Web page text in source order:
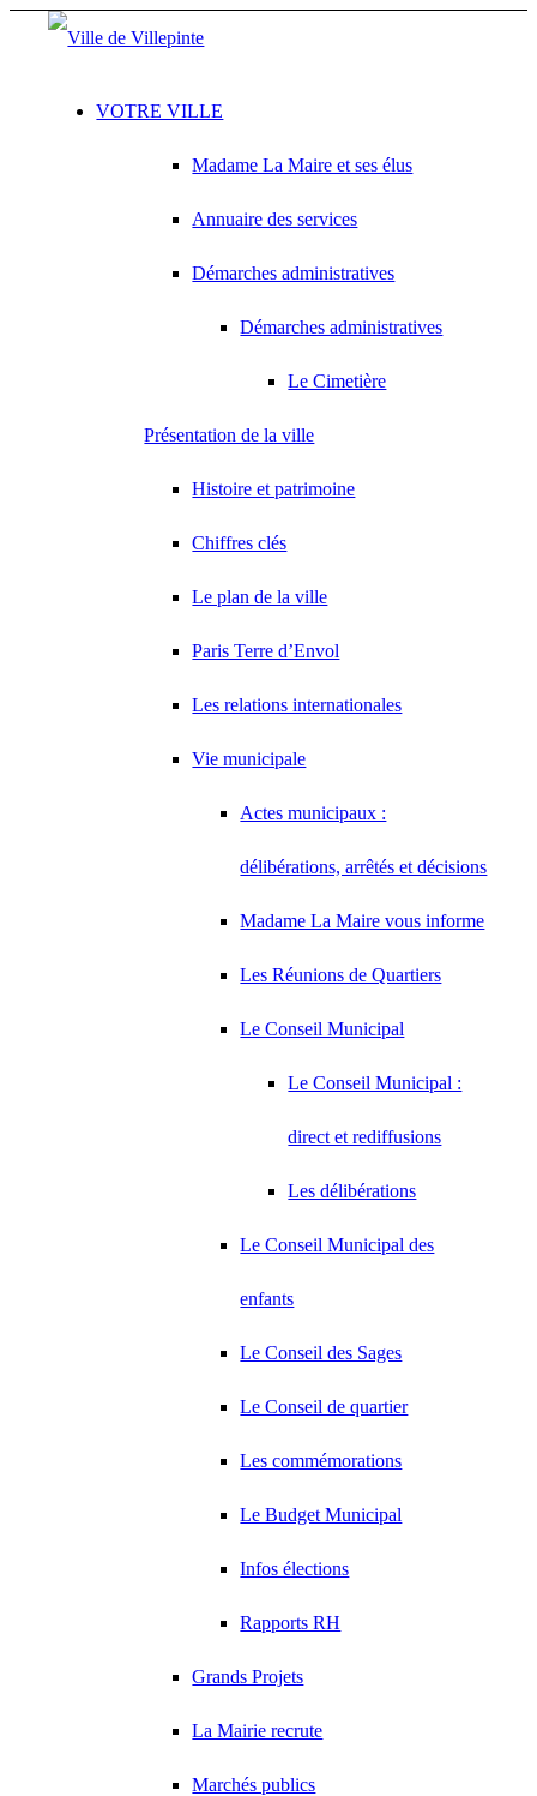
VOTRE VILLE
Madame La Maire et ses élus
Annuaire des services
Démarches administratives
Démarches administratives
Le Cimetière
Présentation de la ville
Histoire et patrimoine
Chiffres clés
Le plan de la ville
Paris Terre d’Envol
Les relations internationales
Vie municipale
Actes municipaux :
délibérations, arrêtés et décisions
Madame La Maire vous informe
Les Réunions de Quartiers
Le Conseil Municipal
Le Conseil Municipal :
direct et rediffusions
Les délibérations
Le Conseil Municipal des
enfants
Le Conseil des Sages
Le Conseil de quartier
Les commémorations
Le Budget Municipal
Infos élections
Rapports RH
Grands Projets
La Mairie recrute
Marchés publics